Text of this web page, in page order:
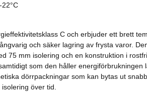
C och erbjuder ett brett
och säker lagring av frysta varor.
75 mm isolering och en konstruktion i
som den håller energiförbrukningen
dörrpackningar som kan bytas ut
över tid.